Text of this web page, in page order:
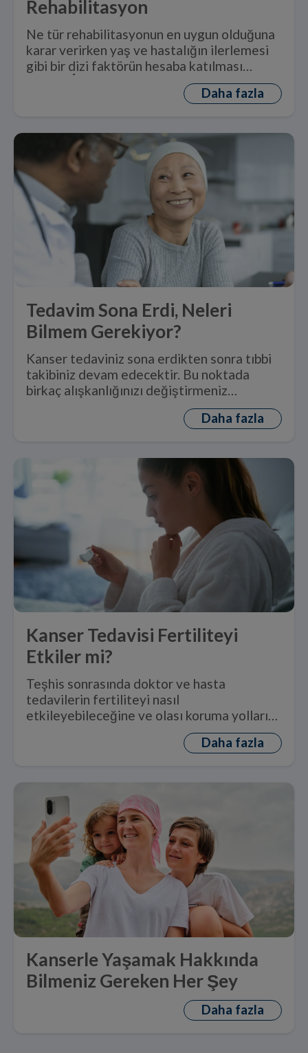
Rehabilitasyon
Ne tür rehabilitasyonun en uygun olduğuna
karar verirken yaş ve hastalığın ilerlemesi
gibi bir dizi faktörün hesaba katılması
1
Daha fazla
Tedavim Sona Erdi, Neleri
Bilmem Gerekiyor?
Kanser tedaviniz sona erdikten sonra tıbbi
takibiniz devam edecektir. Bu noktada
birkaç alışkanlığınızı değiştirmeniz
Daha fazla
Kanser Tedavisi Fertiliteyi
Etkiler mi?
Teşhis sonrasında doktor ve hasta
tedavilerin fertiliteyi nasıl
etkileyebileceğine ve olası koruma yollarına
Daha fazla
Kanserle Yaşamak Hakkında
Bilmeniz Gereken Her Şey
Daha fazla